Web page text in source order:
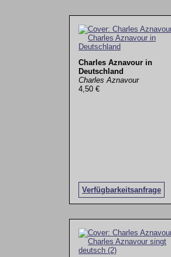
Charles Aznavour in
Deutschland
Charles Aznavour
4,50 €
Verfügbarkeitsanfrage